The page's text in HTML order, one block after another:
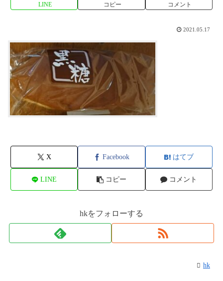
LINE コピー コメント
2021.05.17
X Facebook はてブ
LINE コピー コメント
hkをフォローする
hk